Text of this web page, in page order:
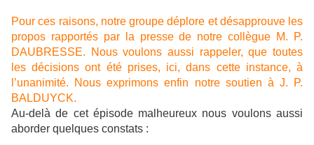
Pour ces raisons, notre groupe déplore et désapprouve les
propos rapportés par la presse de notre collègue M. P.
DAUBRESSE. Nous voulons aussi rappeler, que toutes
les décisions ont été prises, ici, dans cette instance, à
l’unanimité. Nous exprimons enfin notre soutien à J. P.
BALDUYCK.
Au-delà de cet épisode malheureux nous voulons aussi
aborder quelques constats :